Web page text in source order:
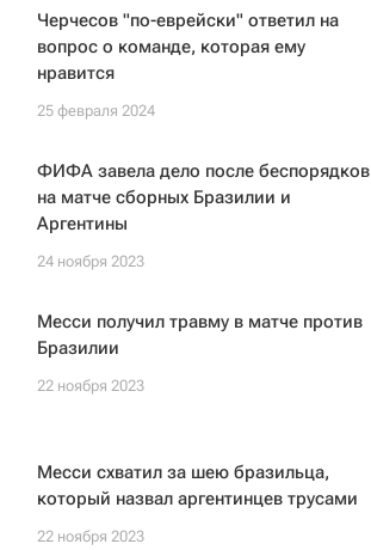
Черчесов "по-еврейски" ответил на
вопрос о команде, которая ему
нравится
25 февраля 2024
ФИФА завела дело после беспорядков
на матче сборных Бразилии и
Аргентины
24 ноября 2023
Месси получил травму в матче против
Бразилии
22 ноября 2023
Месси схватил за шею бразильца,
который назвал аргентинцев трусами
22 ноября 2023